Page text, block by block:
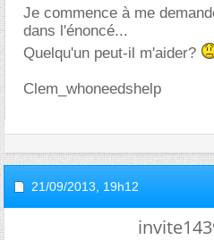
Je commence à me
dans l'énoncé...
Quelqu'un peut-il m'aider?
Clem_whoneedshelp
21/09/2013, 19h12